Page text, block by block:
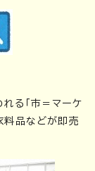
る「市＝マーケ
料品などが即売